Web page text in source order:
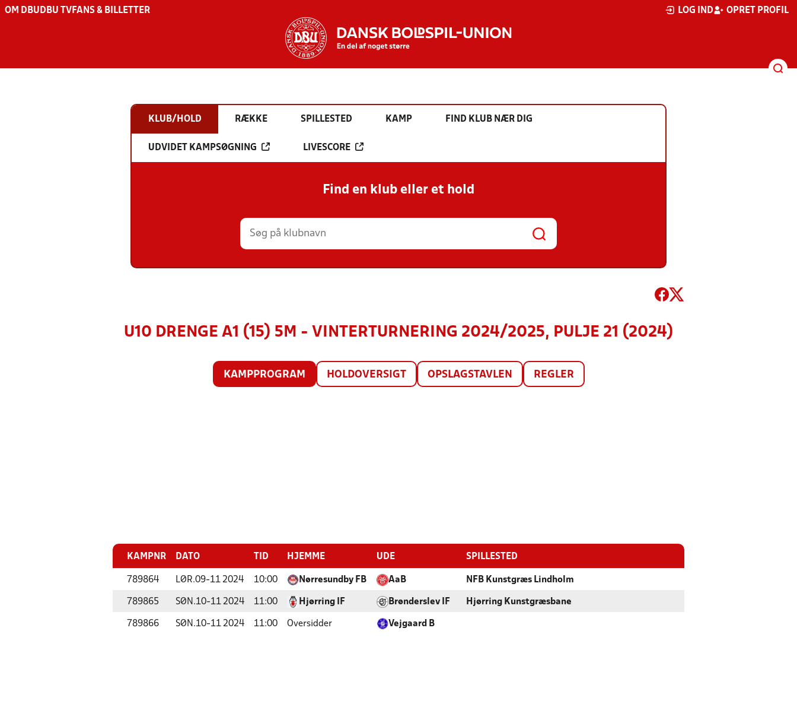
OM DBU DBU TV FANS & BILLETTER LOG IND OPRET PROFIL
KLUB/HOLD RÆKKE SPILLESTED KAMP FIND KLUB NÆR DIG
UDVIDET KAMPSØGNING LIVESCORE
Find en klub eller et hold
U10 DRENGE A1 (15) 5M - VINTERTURNERING 2024/2025, PULJE 21 (2024)
KAMPPROGRAM HOLDOVERSIGT OPSLAGSTAVLEN REGLER
KAMPNR DATO TID HJEMME UDE SPILLESTED
789864 LØR.09-11 2024 10:00 Nørresundby FB AaB NFB Kunstgræs Lindholm
789865 SØN.10-11 2024 11:00 Hjørring IF Brønderslev IF Hjørring Kunstgræsbane
789866 SØN.10-11 2024 11:00 Oversidder Vejgaard B